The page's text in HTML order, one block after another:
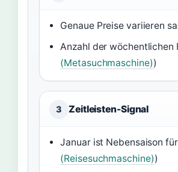
Genaue Preise variieren
Anzahl der
(Metasuchmaschine))
3 Zeitleisten-Signal
Januar ist Nebensaison
(Reisesuchmaschine))